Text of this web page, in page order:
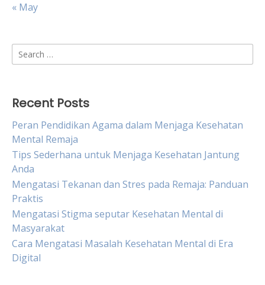
« May
Search
for:
Recent Posts
Peran Pendidikan Agama dalam Menjaga Kesehatan
Mental Remaja
Tips Sederhana untuk Menjaga Kesehatan Jantung
Anda
Mengatasi Tekanan dan Stres pada Remaja: Panduan
Praktis
Mengatasi Stigma seputar Kesehatan Mental di
Masyarakat
Cara Mengatasi Masalah Kesehatan Mental di Era
Digital